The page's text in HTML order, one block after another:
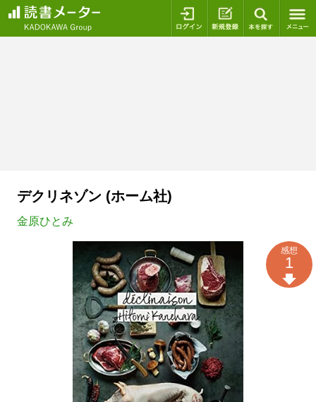
ログイン 新規登録
デクリネゾン (ホーム社)
金原ひとみ
感想
1